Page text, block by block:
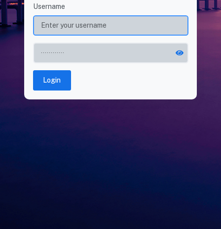
Username
Login